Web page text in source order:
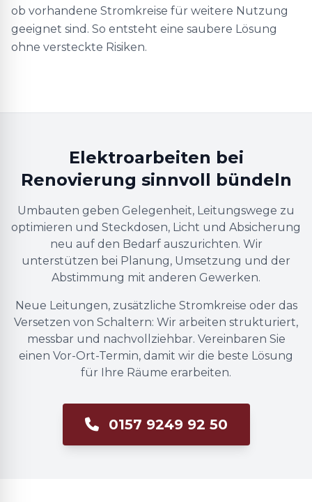
ob vorhandene Stromkreise für weitere Nutzung
geeignet sind. So entsteht eine saubere Lösung
ohne versteckte Risiken.
Elektroarbeiten bei
Renovierung sinnvoll bündeln
Umbauten geben Gelegenheit, Leitungswege zu
optimieren und Steckdosen, Licht und Absicherung
neu auf den Bedarf auszurichten. Wir
unterstützen bei Planung, Umsetzung und der
Abstimmung mit anderen Gewerken.
Neue Leitungen, zusätzliche Stromkreise oder das
Versetzen von Schaltern: Wir arbeiten strukturiert,
messbar und nachvollziehbar. Vereinbaren Sie
einen Vor-Ort-Termin, damit wir die beste Lösung
für Ihre Räume erarbeiten.
0157 9249 92 50